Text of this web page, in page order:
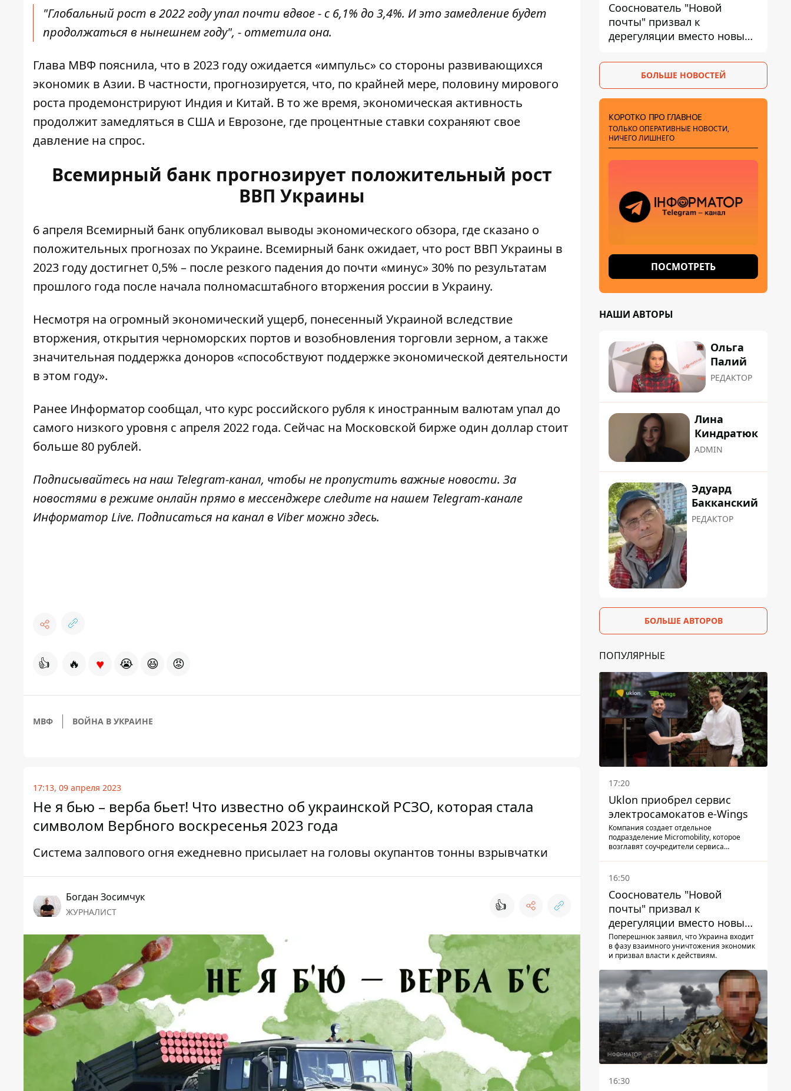
"Глобальный рост в 2022 году упал почти вдвое - с 6,1% до 3,4%. И это замедление будет
продолжаться в нынешнем году", - отметила она.
Глава МВФ пояснила, что в 2023 году ожидается «импульс» со стороны развивающихся
экономик в Азии. В частности, прогнозируется, что, по крайней мере, половину мирового
роста продемонстрируют Индия и Китай. В то же время, экономическая активность
продолжит замедляться в США и Еврозоне, где процентные ставки сохраняют свое
давление на спрос.
Всемирный банк прогнозирует положительный рост
ВВП Украины
6 апреля Всемирный банк опубликовал выводы экономического обзора, где сказано о
положительных прогнозах по Украине. Всемирный банк ожидает, что рост ВВП Украины в
2023 году достигнет 0,5% – после резкого падения до почти «минус» 30% по результатам
прошлого года после начала полномасштабного вторжения россии в Украину.
Несмотря на огромный экономический ущерб, понесенный Украиной вследствие
вторжения, открытия черноморских портов и возобновления торговли зерном, а также
значительная поддержка доноров «способствуют поддержке экономической деятельности
в этом году».
Ранее Информатор сообщал, что курс российского рубля к иностранным валютам упал до
самого низкого уровня с апреля 2022 года. Сейчас на Московской бирже один доллар стоит
больше 80 рублей.
Подписывайтесь на наш Telegram-канал, чтобы не пропустить важные новости. За
новостями в режиме онлайн прямо в мессенджере следите на нашем Telegram-канале
Информатор Live. Подписаться на канал в Viber можноздесь.
👍 🔥 ♥ 😭 😆 😡
МВФ ВОЙНА В УКРАИНЕ
17:13, 09 апреля 2023
Не я бью – верба бьет! Что известно об украинской РСЗО, которая стала
символом Вербного воскресенья 2023 года
Система залпового огня ежедневно присылает на головы окупантов тонны взрывчатки
Богдан Зосимчук
ЖУРНАЛИСТ 👍
Сооснователь "Новой
почты" призвал к
дерегуляции вместо новых
БОЛЬШЕ НОВОСТЕЙ
КОРОТКО ПРО ГЛАВНОЕ
ТОЛЬКО ОПЕРАТИВНЫЕ НОВОСТИ,
НИЧЕГО ЛИШНЕГО
ПОСМОТРЕТЬ
НАШИ АВТОРЫ
Ольга
Палий
РЕДАКТОР
Лина
Киндратюк
ADMIN
Эдуард
Бакканский
РЕДАКТОР
БОЛЬШЕ АВТОРОВ
ПОПУЛЯРНЫЕ
17:20
Uklon приобрел сервис
электросамокатов e-Wings
Компания создает отдельное
подразделение Micromobility, которое
возглавят соучредители сервиса
16:50
Сооснователь "Новой
почты" призвал к
дерегуляции вместо новых
налогов - Гетманцев против
Поперешнюк заявил, что Украина входит
в фазу взаимного уничтожения экономик
и призвал власти к действиям.
16:30